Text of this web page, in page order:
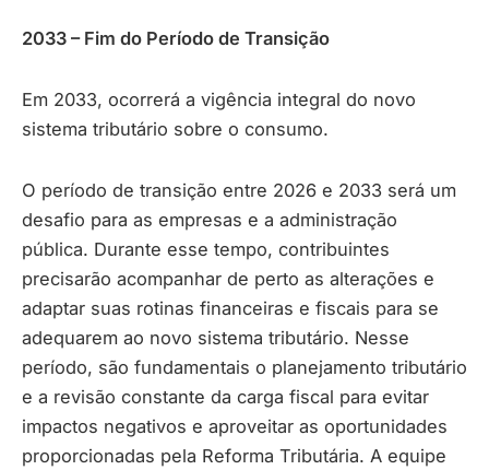
2033 – Fim do Período de Transição
Em 2033, ocorrerá a vigência integral do novo
sistema tributário sobre o consumo.
O período de transição entre 2026 e 2033 será um
desafio para as empresas e a administração
pública. Durante esse tempo, contribuintes
precisarão acompanhar de perto as alterações e
adaptar suas rotinas financeiras e fiscais para se
adequarem ao novo sistema tributário. Nesse
período, são fundamentais o planejamento tributário
e a revisão constante da carga fiscal para evitar
impactos negativos e aproveitar as oportunidades
proporcionadas pela Reforma Tributária. A equipe